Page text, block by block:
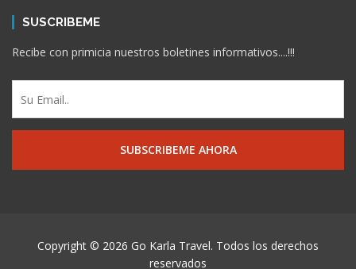
SUSCRIBEME
Recibe con primicia nuestros boletines informativos....!!!
Copyright © 2026 Go Karla Travel. Todos los derechos
reservados